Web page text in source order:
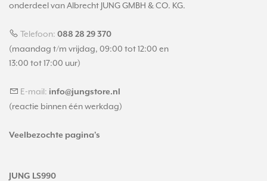
onderdeel van Albrecht JUNG GMBH & CO. KG.
Telefoon: 088 28 29 370
(maandag t/m vrijdag, 09:00 tot 12:00 en
13:00 tot 17:00 uur)
E-mail: info@jungstore.nl
(reactie binnen één werkdag)
Veelbezochte pagina's
JUNG LS990